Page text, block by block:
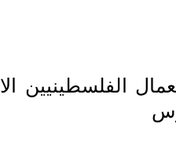
الفلسطينيين الا